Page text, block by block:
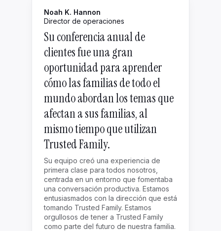
Noah K. Hannon
Director de operaciones
Su conferencia anual de
clientes fue una gran
oportunidad para aprender
cómo las familias de todo el
mundo abordan los temas que
afectan a sus familias, al
mismo tiempo que utilizan
Trusted Family.
Su equipo creó una experiencia de
primera clase para todos nosotros,
centrada en un entorno que fomentaba
una conversación productiva. Estamos
entusiasmados con la dirección que está
tomando Trusted Family. Estamos
orgullosos de tener a Trusted Family
como parte del futuro de nuestra familia.